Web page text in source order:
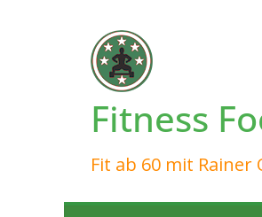
Inhalt
springen
Fitness
Fit ab 60 mit Rainer